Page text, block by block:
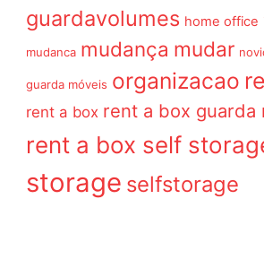
guardavolumes home office
mudanca mudança mudar
guarda móveis organizacao
rent a box rent a box guarda
rent a box self
storage selfstorage